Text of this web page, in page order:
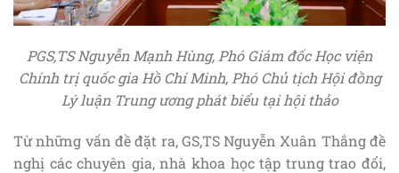
PGS,TS Nguyễn Mạnh Hùng, Phó Giám đốc Học viện
Chính trị quốc gia Hồ Chí Minh, Phó Chủ tịch Hội đồng
Lý luận Trung ương phát biểu tại hội thảo
Từ những vấn đề đặt ra, GS,TS Nguyễn Xuân Thắng đề
nghị các chuyên gia, nhà khoa học tập trung trao đổi,